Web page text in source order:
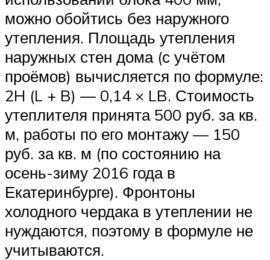
можно обойтись без наружного
утепления. Площадь утепления
наружных стен дома (с учётом
проёмов) вычисляется по формуле:
2H (L + B) — 0,14 × LB. Стоимость
утеплителя принята 500 руб. за кв.
м, работы по его монтажу — 150
руб. за кв. м (по состоянию на
осень-зиму 2016 года в
Екатеринбурге). Фронтоны
холодного чердака в утеплении не
нуждаются, поэтому в формуле не
учитываются.